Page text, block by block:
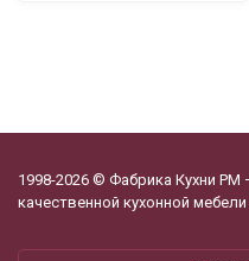
1998-2026 © Фабрика Кухни
качественной кухонной